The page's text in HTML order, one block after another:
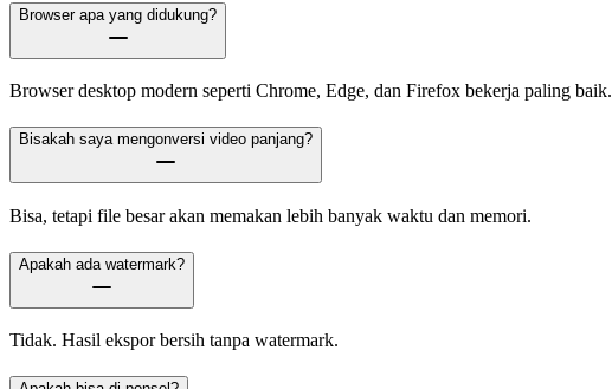
Browser apa yang didukung?
Browser desktop modern seperti Chrome, Edge, dan Firefox bekerja paling baik.
Bisakah saya mengonversi video panjang?
Bisa, tetapi file besar akan memakan lebih banyak waktu dan memori.
Apakah ada watermark?
Tidak. Hasil ekspor bersih tanpa watermark.